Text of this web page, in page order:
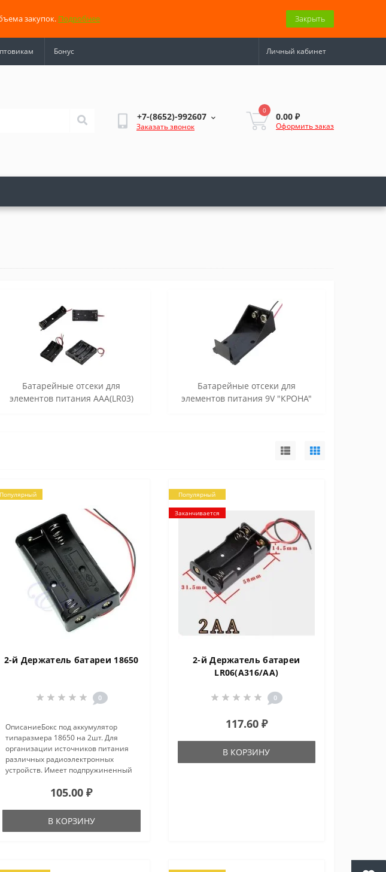
закупок. Подробнее Закрыть
Бонус Личный кабинет
+7-(8652)-992607
Заказать звонок
0
0.00 ₽
Оформить заказ
Батарейные отсеки для
элементов питания AAA(LR03)
Батарейные отсеки для
элементов питания 9V "КРОНА"
Популярный
2-й Держатель батареи 18650
0
ОписаниеБокс под аккумулятор
типаразмера 18650 на 2шт. Для
организации источников питания
различных радиоэлектронных
устройств. Имеет подпружиненный
последовательное.Материал
проводов 15..
105.00 ₽
В КОРЗИНУ
Популярный
Заканчивается
2-й Держатель батареи
LR06(А316/AA)
0
117.60 ₽
В КОРЗИНУ